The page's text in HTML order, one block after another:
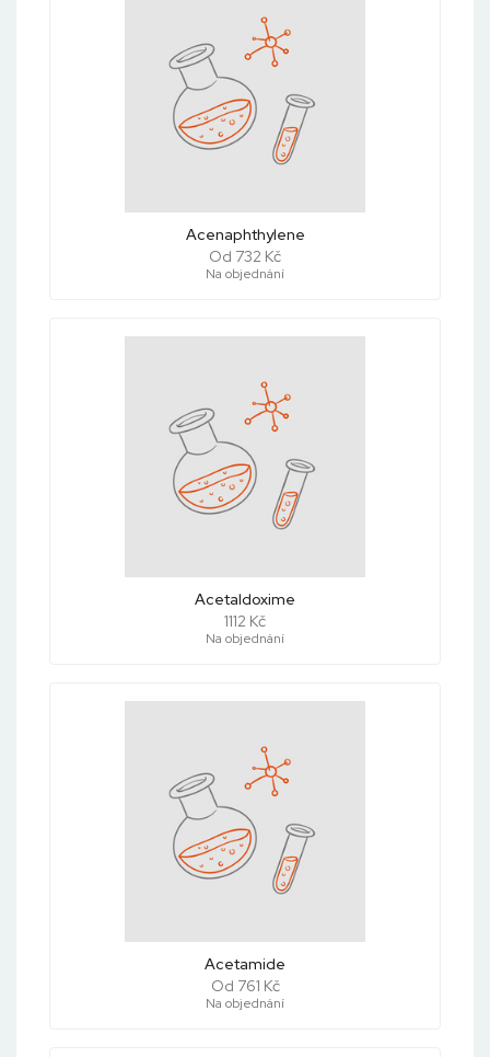
Acenaphthylene
Od 732 Kč
Na objednání
Acetaldoxime
1112 Kč
Na objednání
Acetamide
Od 761 Kč
Na objednání